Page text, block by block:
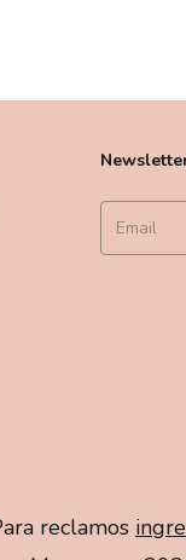
reclamos